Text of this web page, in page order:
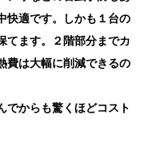
快適です。しかも１台の
てます。２階部分までカ
費は大幅に削減できるの
でからも驚くほどコスト